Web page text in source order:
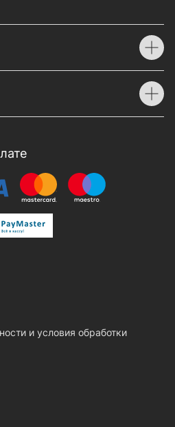
и условия обработки